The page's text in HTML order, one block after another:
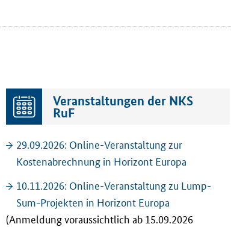
Veranstaltungen der NKS
RuF
29.09.2026: Online-Veranstaltung zur
Kostenabrechnung in Horizont Europa
10.11.2026: Online-Veranstaltung zu Lump-
Sum-Projekten in Horizont Europa
(Anmeldung voraussichtlich ab 15.09.2026